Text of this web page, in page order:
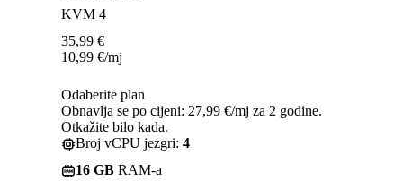
KVM 4
35,99 €
10,99 €/mj
Odaberite plan
Obnavlja se po cijeni: 27,99 €/mj za 2 godine.
Otkažite bilo kada.
Broj vCPU jezgri: 4
16 GB RAM-a